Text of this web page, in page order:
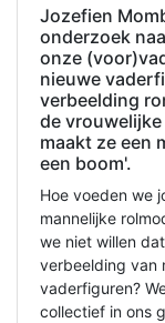
Jozefien
onderzoek
onze
nieuwe
verbeelding
de
maakt ze een
een boom'.
Hoe voeden we
mannelijke
we niet willen
verbeelding van
vaderfiguren?
collectief in ons